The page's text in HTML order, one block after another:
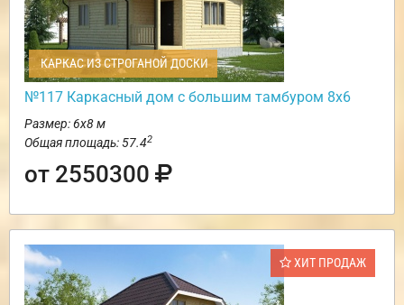
КАРКАС ИЗ СТРОГАНОЙ ДОСКИ
№117 Каркасный дом с большим тамбуром 8х6
Размер: 6х8 м
Общая площадь: 57.42
от 2550300
ХИТ ПРОДАЖ